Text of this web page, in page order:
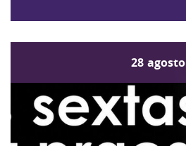
28 agosto